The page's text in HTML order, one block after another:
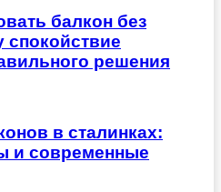
балкон без
спокойствие
решения
в сталинках:
и современные